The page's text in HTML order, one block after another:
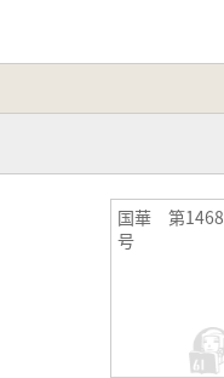
国華 第1468
号